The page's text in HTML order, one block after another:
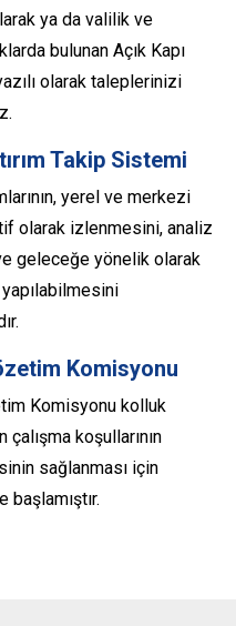
ya da valilik ve
bulunan Açık Kapı
olarak taleplerinizi
Takip Sistemi
yerel ve merkezi
olarak izlenmesini, analiz
geleceğe yönelik olarak
Komisyonu
Komisyonu kolluk
koşullarının
sağlanması için